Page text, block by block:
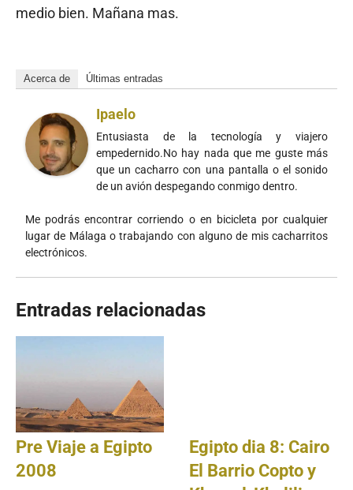
medio bien. Mañana mas.
Acerca de Últimas entradas
Ipaelo
Entusiasta de la tecnología y viajero
empedernido.No hay nada que me guste más
que un cacharro con una pantalla o el sonido
de un avión despegando conmigo dentro.
Me podrás encontrar corriendo o en bicicleta por cualquier
lugar de Málaga o trabajando con alguno de mis cacharritos
electrónicos.
Entradas relacionadas
Pre Viaje a Egipto
2008
Egipto dia 8: Cairo
El Barrio Copto y